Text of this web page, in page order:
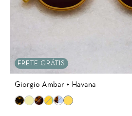
FRETE GRÁTIS
Giorgio Âmbar + Havana